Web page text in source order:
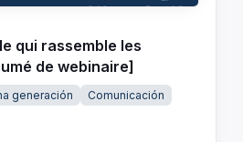
qui rassemble les
de webinaire]
generación Comunicación